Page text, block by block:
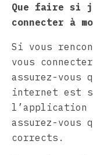
Que faire si
connecter à
Si vous
vous
assurez-vous
internet est
l’application
assurez-vous
corrects.